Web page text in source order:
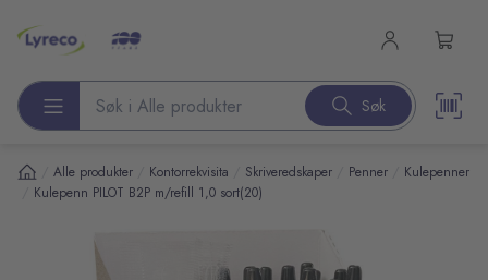
Søk etter produkter Søk
Alle produkter Kontorrekvisita Skriveredskaper Penner Kulepenner
Kulepenn PILOT B2P m/refill 1,0 sort(20)